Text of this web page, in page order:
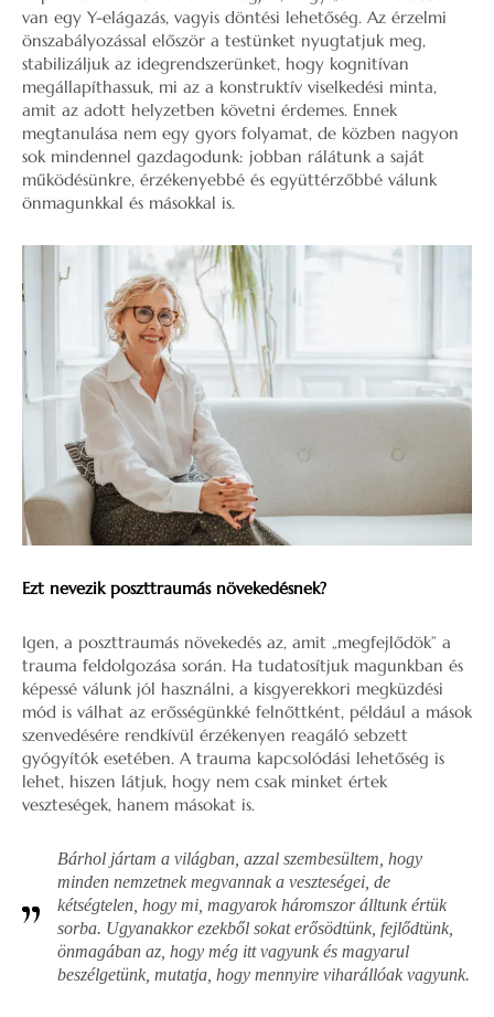
van egy Y-elágazás, vagyis döntési lehetőség. Az érzelmi
önszabályozással először a testünket nyugtatjuk meg,
stabilizáljuk az idegrendszerünket, hogy kognitívan
megállapíthassuk, mi az a konstruktív viselkedési minta,
amit az adott helyzetben követni érdemes. Ennek
megtanulása nem egy gyors folyamat, de közben nagyon
sok mindennel gazdagodunk: jobban rálátunk a saját
működésünkre, érzékenyebbé és együttérzőbbé válunk
önmagunkkal és másokkal is.
Ezt nevezik poszttraumás növekedésnek?
Igen, a poszttraumás növekedés az, amit „megfejlődök” a
trauma feldolgozása során. Ha tudatosítjuk magunkban és
képessé válunk jól használni, a kisgyerekkori megküzdési
mód is válhat az erősségünkké felnőttként, például a mások
szenvedésére rendkívül érzékenyen reagáló sebzett
gyógyítók esetében. A trauma kapcsolódási lehetőség is
lehet, hiszen látjuk, hogy nem csak minket értek
veszteségek, hanem másokat is.
Bárhol jártam a világban, azzal szembesültem, hogy
minden nemzetnek megvannak a veszteségei, de
kétségtelen, hogy mi, magyarok háromszor álltunk értük
sorba. Ugyanakkor ezekből sokat erősödtünk, fejlődtünk,
önmagában az, hogy még itt vagyunk és magyarul
beszélgetünk, mutatja, hogy mennyire viharállóak vagyunk.